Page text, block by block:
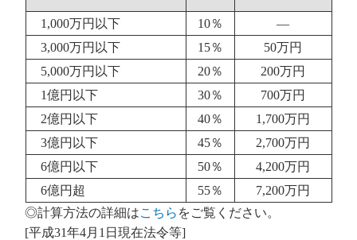
1,000万円以下 10％
―
3,000万円以下
15％
50万円
5,000万円以下
20％
200万円
1億円以下
30％
700万円
2億円以下
40％
1,700万円
3億円以下
45％
2,700万円
6億円以下
50％
4,200万円
6億円超
55％
7,200万円
◎計算方法の詳細はこちら をご覧ください。
[平成31年4月1日現在法令等]